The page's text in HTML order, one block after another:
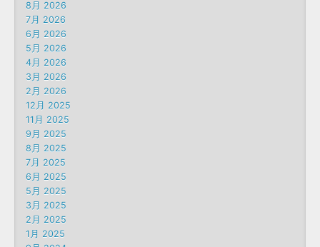
8月 2026
7月 2026
6月 2026
5月 2026
4月 2026
3月 2026
2月 2026
12月 2025
11月 2025
9月 2025
8月 2025
7月 2025
6月 2025
5月 2025
3月 2025
2月 2025
1月 2025